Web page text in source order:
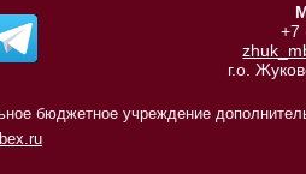
+7
г.о.
бюджетное учреждение